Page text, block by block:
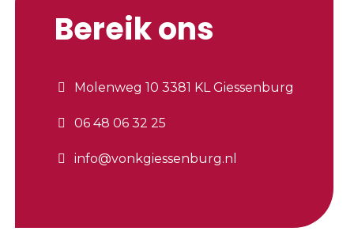
Bereik ons
Molenweg 10 3381 KL Giessenburg
06 48 06 32 25
info@vonkgiessenburg.nl